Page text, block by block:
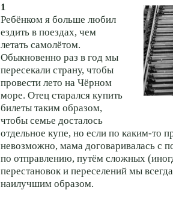
1
Ребёнком я больше любил
ездить в поездах, чем
летать самолётом.
Обыкновенно раз в год мы
пересекали страну, чтобы
провести лето на Чёрном
море. Отец старался купить
билеты таким образом,
чтобы семье досталось
отдельное купе, но если по каким-то
невозможно, мама договаривалась с
по отправлению, путём сложных
перестановок и переселений мы
наилучшим образом.